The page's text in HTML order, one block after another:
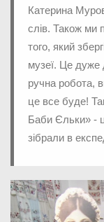
Катерина
слів. Також ми
того, який
музеї. Це дуже
ручна робота,
це все буде!
Баби Єльки» -
зібрали в